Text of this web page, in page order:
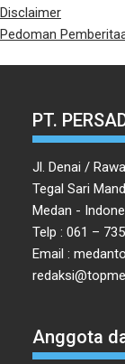
Disclaimer
Pedoman
PT.
Jl. Denai /
Tegal Sari
Medan -
Telp : 061 –
Email :
Anggota